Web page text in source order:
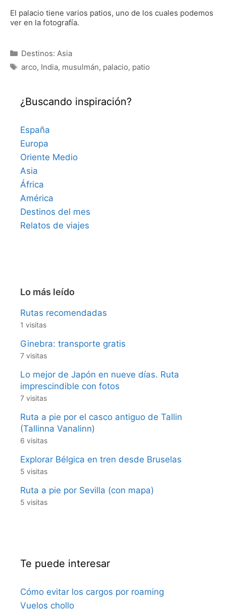
El palacio tiene varios patios, uno de los cuales podemos
ver en la fotografía.
Categorías
Destinos: Asia
Etiquetas
arco, India, musulmán, palacio, patio
¿Buscando inspiración?
España
Europa
Oriente Medio
Asia
África
América
Destinos del mes
Relatos de viajes
Lo más leído
Rutas recomendadas
1 visitas
Ginebra: transporte gratis
7 visitas
Lo mejor de Japón en nueve días. Ruta
imprescindible con fotos
7 visitas
Ruta a pie por el casco antiguo de Tallin
(Tallinna Vanalinn)
6 visitas
Explorar Bélgica en tren desde Bruselas
5 visitas
Ruta a pie por Sevilla (con mapa)
5 visitas
Te puede interesar
Cómo evitar los cargos por roaming
Vuelos chollo